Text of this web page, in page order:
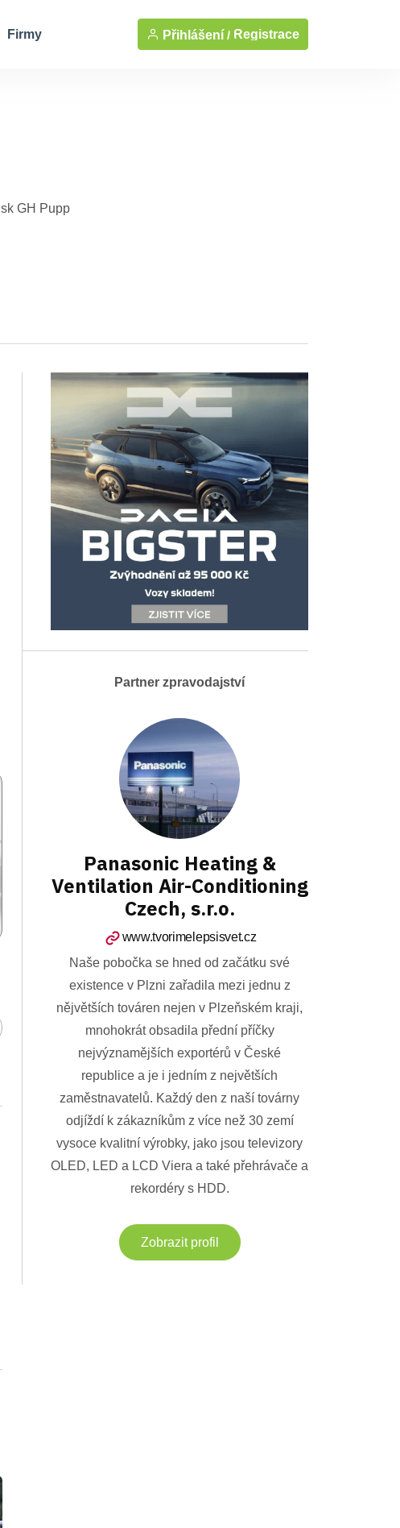
Firmy Přihlášení / Registrace
Partner zpravodajství
Panasonic Heating &
Ventilation Air-Conditioning
Czech, s.r.o.
www.tvorimelepsisvet.cz
Naše pobočka se hned od začátku své
existence v Plzni zařadila mezi jednu z
nějvětších továren nejen v Plzeňském kraji,
mnohokrát obsadila přední příčky
nejvýznamějších exportérů v České
republice a je i jedním z největších
zaměstnavatelů. Každý den z naší továrny
odjíždí k zákazníkům z více než 30 zemí
vysoce kvalitní výrobky, jako jsou televizory
OLED, LED a LCD Viera a také přehrávače a
rekordéry s HDD.
Zobrazit profil